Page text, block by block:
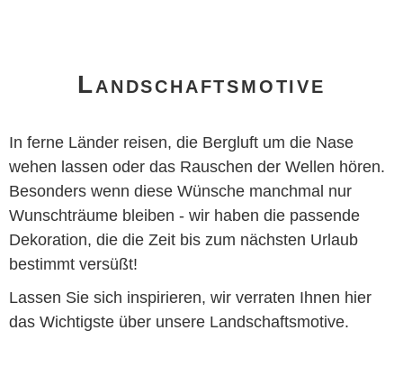
Landschaftsmotive
In ferne Länder reisen, die Bergluft um die Nase
wehen lassen oder das Rauschen der Wellen hören.
Besonders wenn diese Wünsche manchmal nur
Wunschträume bleiben - wir haben die passende
Dekoration, die die Zeit bis zum nächsten Urlaub
bestimmt versüßt!
Lassen Sie sich inspirieren, wir verraten Ihnen hier
das Wichtigste über unsere Landschaftsmotive.